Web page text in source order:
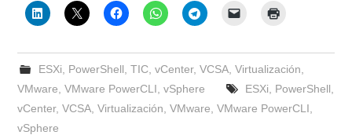
ESXi PowerShell TIC, vCenter, VCSA, Virtualización
VMware ,VMware PowerCLI ,vSphere ESXi PowerShell
vCenter,VCSA ,Virtualización ,VMware ,VMware PowerCLI
vSphere